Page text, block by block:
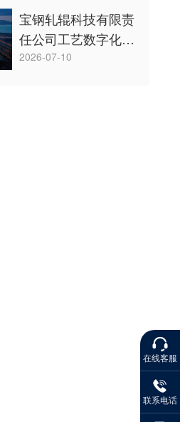
宝钢轧辊科技有限责
任公司工艺数字化设
计项目
2026-07-10
在线客服
联系电话